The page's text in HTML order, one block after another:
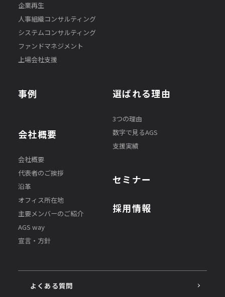
企業再生
人事組織コンサルティング
システムコンサルティング
ファンドマネジメント
上場会社支援
事例 選ばれる理由
3つの理由
数字で見るAGS
支援実績
会社概要
会社概要
代表者のご挨拶
沿革
オフィス所在地
主要メンバーのご紹介
AGS way
宣言・方針
セミナー
採用情報
よくある質問